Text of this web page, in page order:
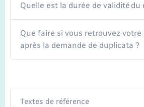
Quelle est la durée de validité du
Que faire si vous retrouvez votre
après la demande de duplicata ?
Textes de référence